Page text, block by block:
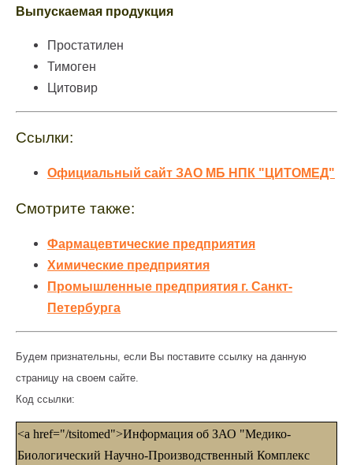
Выпускаемая продукция
Простатилен
Тимоген
Цитовир
Ссылки:
Официальный сайт ЗАО МБ НПК "ЦИТОМЕД"
Смотрите также:
Фармацевтические предприятия
Химические предприятия
Промышленные предприятия г. Санкт-
Петербурга
Будем признательны, если Вы поставите ссылку на данную
страницу на своем сайте.
Код ссылки:
<a href="/tsitomed">Информация об ЗАО "Медико-
Биологический Научно-Производственный Комплекс